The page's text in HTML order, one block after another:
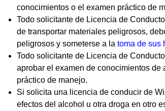
conocimientos o el examen práctico de
Todo solicitante de Licencia de
de transportar materiales peligrosos,
peligrosos y someterse a la toma de sus
Todo solicitante de Licencia de
aprobar el examen de conocimientos
práctico de manejo.
Si solicita una licencia de conducir de
efectos del alcohol u otra droga en otro